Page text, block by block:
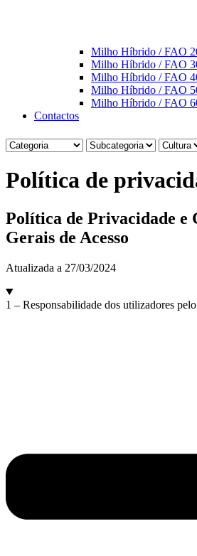
Milho Híbrido / FAO
Milho Híbrido / FAO
Milho Híbrido / FAO
Milho Híbrido / FAO
Milho Híbrido / FAO
Contactos
Política de
Política de Privacidade e
Gerais de Acesso
Atualizada a 27/03/2024
1 – Responsabilidade dos utilizadores